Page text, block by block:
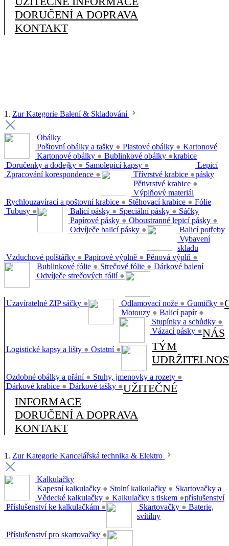
DORUČENÍ A DOPRAVA
KONTAKT
1. Zur Kategorie Balení & Skladování
Obálky
Poštovní obálky a tašky ● Plastové obálky ●
Kartonové obálky ● Bublinkové obálky ●
Doručenky a dodejky ● Samolepicí kapsy ●
Zpracování korespondence ●
Kartonové
krabice
Třívrstvé krabice ●
Pětivrstvé krabice ●
Rychlouzavírací a poštovní krabice ● Stěhovací krabice ●
Tubusy ●
Lepicí
pásky
Balicí pásky ● Speciální pásky ●
Papírové pásky ● Oboustranné lepicí pásky ●
Odvíječe balicí pásky ●
Výplňový materiál
Vzduchové polštářky ● Papírové výplně ● Pěnová výplň ●
Fólie
Bublinkové fólie ● Strečové fólie ●
Odvíječe strečových fólií ●
Sáčky
Uzavíratelné ZIP sáčky ●
Balicí potřeby
Odlamovací nože ● Gumičky ●
Motouzy ● Balicí papír ●
Vybavení
skladu
Stupínky a schůdky ●
Vázací pásky ●
Logistické kapsy a lišty ● Ostatní ●
Dárkové balení
Ozdobné obálky a přání ● Stuhy, jmenovky a rozety ●
Dárkové krabice ● Dárkové tašky ●
NÁS
TÝM
UŽITEČNÉ
INFORMACE
DORUČENÍ A DOPRAVA
KONTAKT
1. Zur Kategorie Kancelářská technika & Elektro
Kalkulačky
Kapesní kalkulačky ● Stolní kalkulačky ●
Vědecké kalkulačky ● Kalkulačky s tiskem ●
Příslušenství ke kalkulačkám ●
Skartovačky a
příslušenství
Skartovačky ●
Příslušenství pro skartovačky ●
Baterie,
svítilny